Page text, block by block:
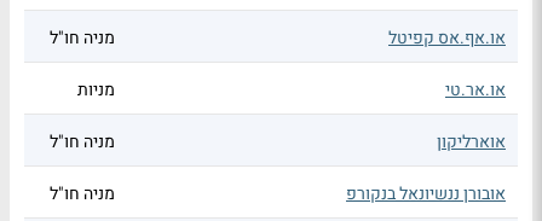
או.אף.אס קפיטל מניה חו"ל
או.אר.טי מניות
אוארליקון מניה חו"ל
אובורן ננשיונאל בנקורפ מניה חו"ל